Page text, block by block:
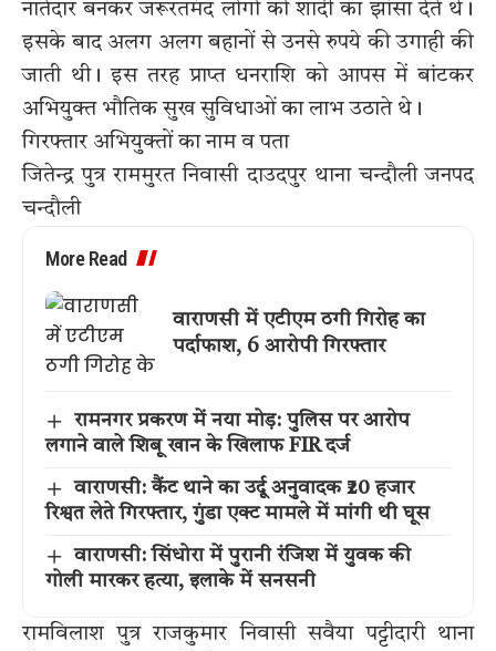
नातेदार बनकर जरूरतमंद लोगों को शादी का झांसा देते थे।
इसके बाद अलग अलग बहानों से उनसे रुपये की उगाही की
जाती थी। इस तरह प्राप्त धनराशि को आपस में बांटकर
अभियुक्त भौतिक सुख सुविधाओं का लाभ उठाते थे।
गिरफ्तार अभियुक्तों का नाम व पता
जितेन्द्र पुत्र राममुरत निवासी दाउदपुर थाना चन्दौली जनपद
चन्दौली
More Read
वाराणसी में एटीएम ठगी गिरोह का
पर्दाफाश, 6 आरोपी गिरफ्तार
रामनगर प्रकरण में नया मोड़: पुलिस पर आरोप
लगाने वाले शिबू खान के खिलाफ FIR दर्ज
वाराणसी: कैंट थाने का उर्दू अनुवादक ₹20 हजार
रिश्वत लेते गिरफ्तार, गुंडा एक्ट मामले में मांगी थी घूस
वाराणसी: सिंधोरा में पुरानी रंजिश में युवक की
गोली मारकर हत्या, इलाके में सनसनी
रामविलाश पुत्र राजकुमार निवासी सवैया पट्टीदारी थाना